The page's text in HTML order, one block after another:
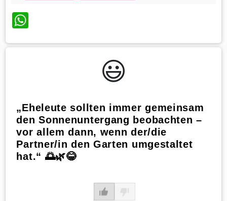
WhatsApp
😃️
„Eheleute sollten immer gemeinsam
den Sonnenuntergang beobachten –
vor allem dann, wenn der/die
Partner/in den Garten umgestaltet
hat.“ 🌅🌿😂